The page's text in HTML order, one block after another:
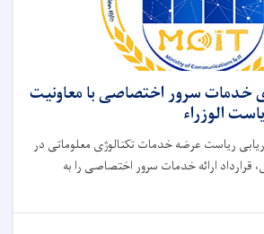
خدمات سرور اختصاصی با معاونیت
الوزراء
ریاست عرضه خدمات تکنالوژی معلوماتی در
سال ۱۴۰۵ هـ ش، قرارداد ارائه خدمات سرور اختصاصی را به